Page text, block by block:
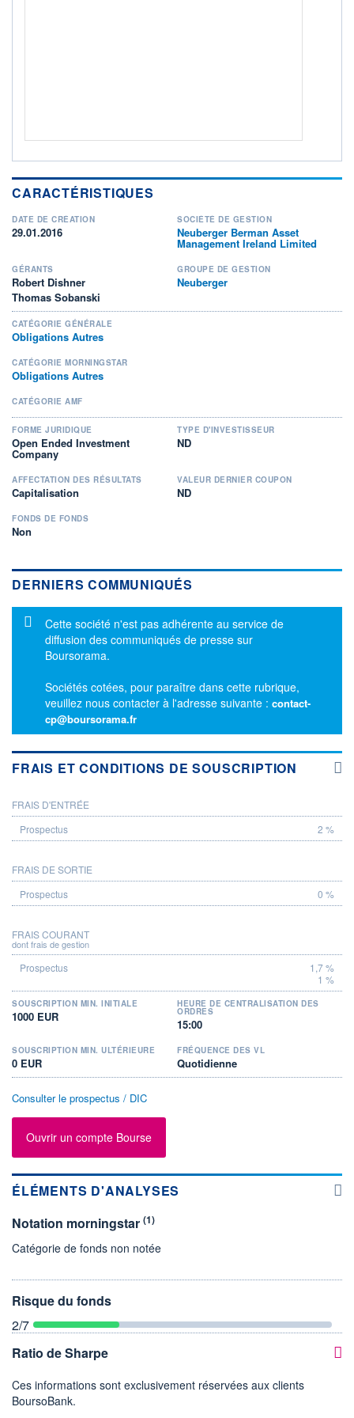
CARACTÉRISTIQUES
DATE DE CRÉATION
29.01.2016
SOCIÉTÉ DE GESTION
Neuberger Berman Asset
Management Ireland Limited
GÉRANTS
Robert Dishner
Thomas Sobanski
GROUPE DE GESTION
Neuberger
CATÉGORIE GÉNÉRALE
Obligations Autres
CATÉGORIE MORNINGSTAR
Obligations Autres
CATÉGORIE AMF
FORME JURIDIQUE
Open Ended Investment
Company
TYPE D'INVESTISSEUR
ND
AFFECTATION DES RÉSULTATS
Capitalisation
VALEUR DERNIER COUPON
ND
FONDS DE FONDS
Non
DERNIERS COMMUNIQUÉS
Message d'information
Cette société n'est pas adhérente au service de
diffusion des communiqués de presse sur
Boursorama.
Sociétés cotées, pour paraître dans cette rubrique,
veuillez nous contacter à l'adresse suivante : contact-
cp@boursorama.fr
FRAIS ET CONDITIONS DE SOUSCRIPTION
PROSPECTUS
FRAIS D'ENTRÉE
2 %
FRAIS DE SORTIE
0 %
FRAIS COURANT
dont frais de gestion
1,7 %
1 %
SOUSCRIPTION MIN. INITIALE
1000 EUR
HEURE DE CENTRALISATION DES
ORDRES
15:00
SOUSCRIPTION MIN. ULTÉRIEURE
0 EUR
FRÉQUENCE DES VL
Quotidienne
Consulter le prospectus / DIC
Ouvrir un compte Bourse
ÉLÉMENTS D'ANALYSES
Notation morningstar (1)
Catégorie de fonds non notée
Risque du fonds
2/7
Ratio de Sharpe
Ces informations sont exclusivement réservées aux clients
BoursoBank.